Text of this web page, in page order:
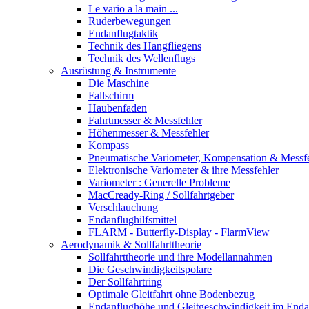
Le vario a la main ...
Ruderbewegungen
Endanflugtaktik
Technik des Hangfliegens
Technik des Wellenflugs
Ausrüstung & Instrumente
Die Maschine
Fallschirm
Haubenfaden
Fahrtmesser & Messfehler
Höhenmesser & Messfehler
Kompass
Pneumatische Variometer, Kompensation &
Elektronische Variometer & ihre Messfehler
Variometer : Generelle Probleme
MacCready-Ring / Sollfahrtgeber
Verschlauchung
Endanflughilfsmittel
FLARM - Butterfly-Display - FlarmView
Aerodynamik & Sollfahrttheorie
Sollfahrttheorie und ihre Modellannahmen
Die Geschwindigkeitspolare
Der Sollfahrtring
Optimale Gleitfahrt ohne Bodenbezug
Endanflughöhe und Gleitgeschwindigkeit im